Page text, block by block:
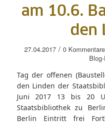
am 10.6.
den
27.04.2017 / 0 Kommentare
Tag der offenen
den Linden der
Juni 2017 13 bis 20
Staatsbibliothek zu
Berlin Eintritt frei